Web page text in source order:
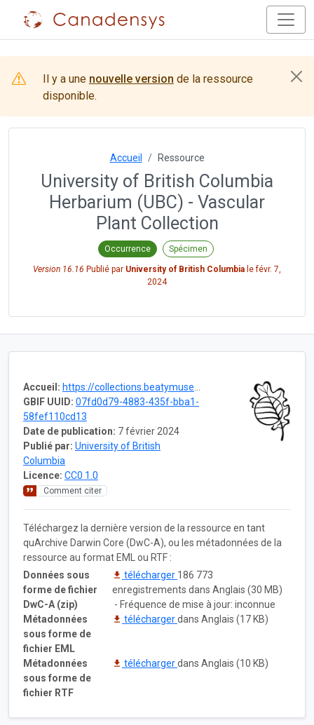
Il y a une nouvelle version de la ressource
disponible.
Accueil Ressource
University of British Columbia
Herbarium (UBC) - Vascular
Plant Collection
Occurrence Spécimen
Version 16.16 Publié par University of British Columbia lefévr. 7,
2024
Accueil: https://collections.beatymuseum.ubc.ca/dataset/07fd0d79-4883-435f-bba1-58fef110cd13
GBIF UUID: 07fd0d79-4883-435f-bba1-
58fef110cd13
Date de publication: 7 février 2024
Publié par: University of British
Columbia
Licence: CC0 1.0
Comment citer
Téléchargez la dernière version de la ressource en tant
quArchive Darwin Core (DwC-A), ou les métadonnées de la
ressource au format EML ou RTF :
Données sous
forme de fichier
DwC-A (zip)
télécharger 186 773
enregistrements dans Anglais (30 MB)
- Fréquence de mise à jour: inconnue
Métadonnées
sous forme de
fichier EML
téléchargerdans Anglais (17 KB)
Métadonnées
sous forme de
fichier RTF
téléchargerdans Anglais (10 KB)